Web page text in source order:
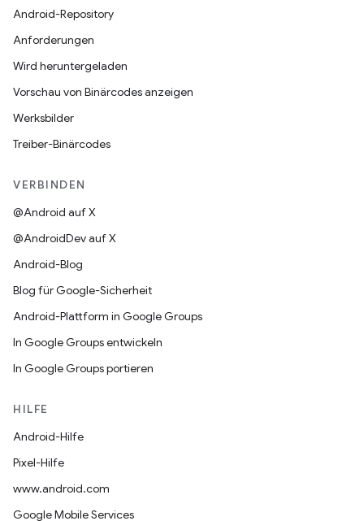
Android-Repository
Anforderungen
Wird heruntergeladen
Vorschau von Binärcodes anzeigen
Werksbilder
Treiber-Binärcodes
VERBINDEN
@Android auf X
@AndroidDev auf X
Android-Blog
Blog für Google-Sicherheit
Android-Plattform in Google Groups
In Google Groups entwickeln
In Google Groups portieren
HILFE
Android-Hilfe
Pixel-Hilfe
www.android.com
Google Mobile Services